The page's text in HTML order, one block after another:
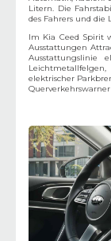
Litern. Die
des Fahrers und
Im Kia Ceed Spirit
Ausstattungen
Ausstattungslinie
elektrischer